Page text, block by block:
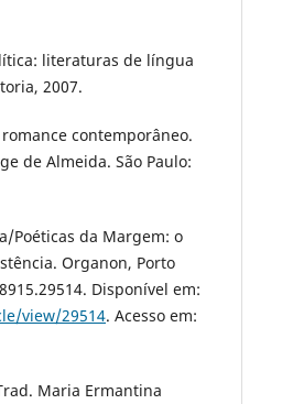
literaturas de língua
2007.
contemporâneo.
de Almeida. São Paulo:
Poéticas da Margem: o
Organon, Porto
Disponível em:
view/29514. Acesso em:
Maria Ermantina